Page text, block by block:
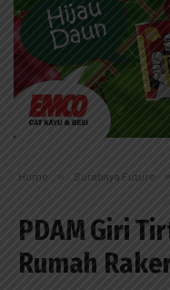
Home » Surabaya Future »
PDAM Giri
Rumah